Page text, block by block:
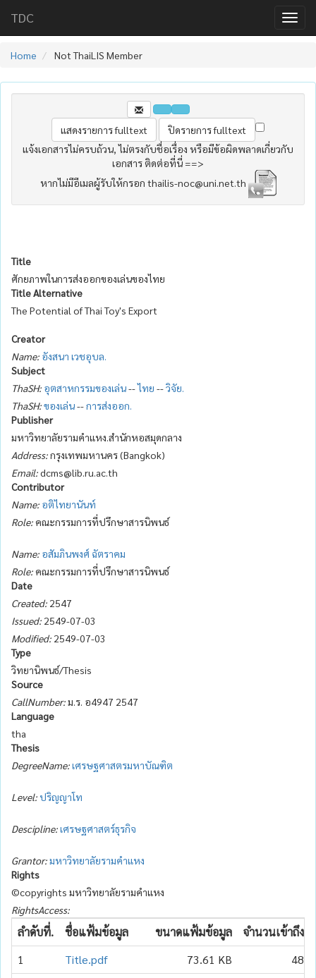
TDC
Home Not ThaiLIS Member
แจ้งเอกสารไม่ครบถ้วน, ไม่ตรงกับชื่อเรื่อง หรือมีข้อผิดพลาดเกี่ยวกับ
เอกสาร ติดต่อที่นี่ ==>
หากไม่มีอีเมลผู้รับให้กรอก thailis-noc@uni.net.th
Title
ศักยภาพในการส่งออกของเล่นของไทย
Title Alternative
The Potential of Thai Toy's Export
Creator
Name: อังสนา เวชอุบล.
Subject
ThaSH: อุตสาหกรรมของเล่น--ไทย --วิจัย.
ThaSH:ของเล่น--การส่งออก.
Publisher
มหาวิทยาลัยรามคำแหง.สำนักหอสมุดกลาง
Address:กรุงเทพมหานคร (Bangkok)
Email:dcms@lib.ru.ac.th
Contributor
Name: อติไทยานันท์
Role: คณะกรรมการที่ปรึกษาสารนิพนธ์
Name: อสัมภินพงศ์ ฉัตราคม
Role: คณะกรรมการที่ปรึกษาสารนิพนธ์
Date
Created: 2547
Issued: 2549-07-03
Modified: 2549-07-03
Type
วิทยานิพนธ์/Thesis
Source
CallNumber:ม.ร. อ4947 2547
Language
tha
Thesis
DegreeName:เศรษฐศาสตรมหาบัณฑิต
Level:ปริญญาโท
Descipline:เศรษฐศาสตร์ธุรกิจ
Grantor:มหาวิทยาลัยรามคำแหง
Rights
©copyrights มหาวิทยาลัยรามคำแหง
RightsAccess:
ลำดับที่. ชื่อแฟ้มข้อมูล ขนาดแฟ้มข้อมูล จำนวนเข้าถึง
1
Title.pdf 73.61 KB 48